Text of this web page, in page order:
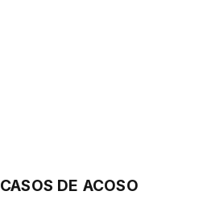
CASOS DE ACOSO